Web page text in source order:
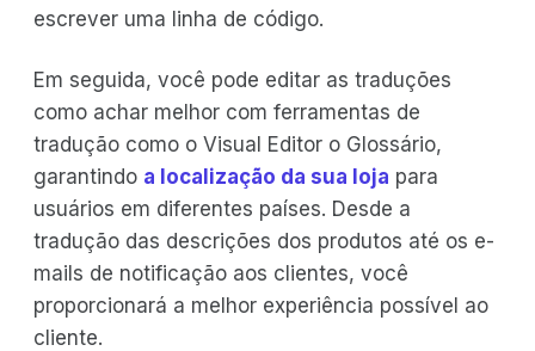
escrever uma linha de código.
Em seguida, você pode editar as traduções
como achar melhor com ferramentas de
tradução como o Visual Editor o Glossário,
garantindo a localização da sua loja para
usuários em diferentes países. Desde a
tradução das descrições dos produtos até os e-
mails de notificação aos clientes, você
proporcionará a melhor experiência possível ao
cliente.